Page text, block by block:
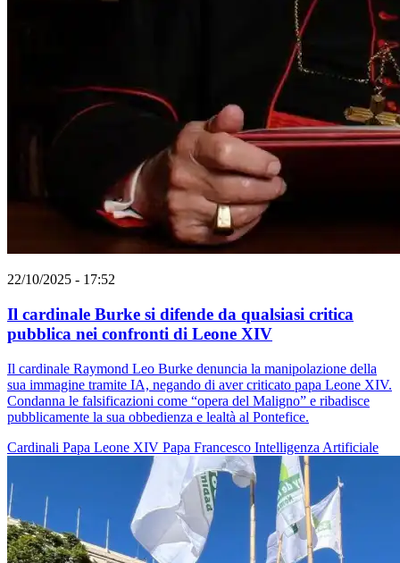
22/10/2025 - 17:52
Il cardinale Burke si difende da qualsiasi critica
pubblica nei confronti di Leone XIV
Il cardinale Raymond Leo Burke denuncia la manipolazione della
sua immagine tramite IA, negando di aver criticato papa Leone XIV.
Condanna le falsificazioni come “opera del Maligno” e ribadisce
pubblicamente la sua obbedienza e lealtà al Pontefice.
Cardinali Papa Leone XIV Papa Francesco Intelligenza Artificiale